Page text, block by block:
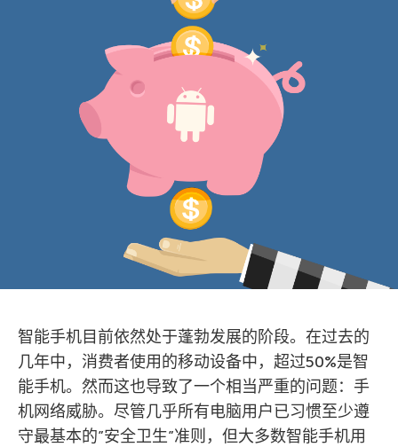
智能手机目前依然处于蓬勃发展的阶段。在过去的
几年中，消费者使用的移动设备中，超过50%是智
能手机。然而这也导致了一个相当严重的问题：手
机网络威胁。尽管几乎所有电脑用户已习惯至少遵
守最基本的”安全卫生”准则，但大多数智能手机用